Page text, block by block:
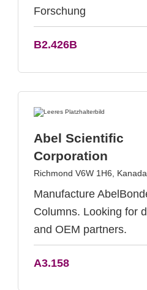
Forschung
B2.426B
Abel Scientific
Corporation
Richmond V6W 1H6, Kanada
Manufacture
Columns. Looking for
and OEM partners.
A3.158